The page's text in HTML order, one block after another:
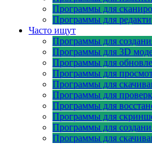
Программы для
Программы для
Часто ищут
Программы для
Программы для 3D
Программы для
Программы для
Программы для
Программы для
Программы для
Программы для
Программы для
Программы для